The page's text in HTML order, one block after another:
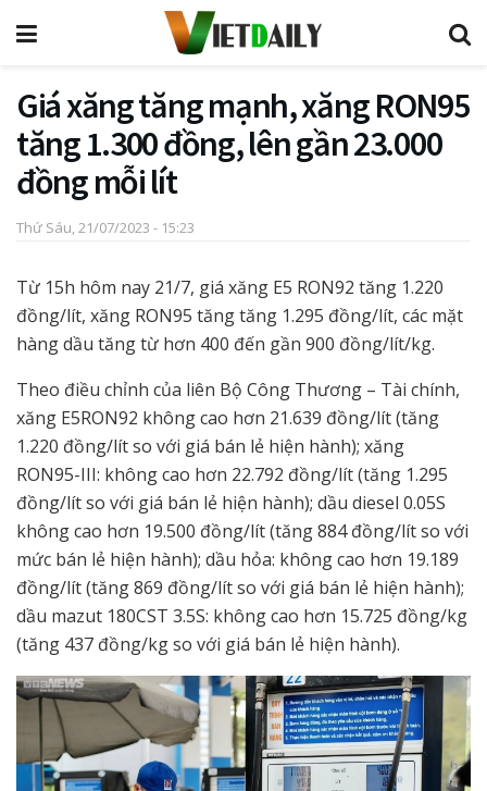
Giá xăng tăng mạnh, xăng RON95
tăng 1.300 đồng, lên gần 23.000
đồng mỗi lít
Thứ Sáu, 21/07/2023 - 15:23
Từ 15h hôm nay 21/7, giá xăng E5 RON92 tăng 1.220
đồng/lít, xăng RON95 tăng tăng 1.295 đồng/lít, các mặt
hàng dầu tăng từ hơn 400 đến gần 900 đồng/lít/kg.
Theo điều chỉnh của liên Bộ Công Thương – Tài chính,
xăng E5RON92 không cao hơn 21.639 đồng/lít (tăng
1.220 đồng/lít so với giá bán lẻ hiện hành); xăng
RON95-III: không cao hơn 22.792 đồng/lít (tăng 1.295
đồng/lít so với giá bán lẻ hiện hành); dầu diesel 0.05S
không cao hơn 19.500 đồng/lít (tăng 884 đồng/lít so với
mức bán lẻ hiện hành); dầu hỏa: không cao hơn 19.189
đồng/lít (tăng 869 đồng/lít so với giá bán lẻ hiện hành);
dầu mazut 180CST 3.5S: không cao hơn 15.725 đồng/kg
(tăng 437 đồng/kg so với giá bán lẻ hiện hành).